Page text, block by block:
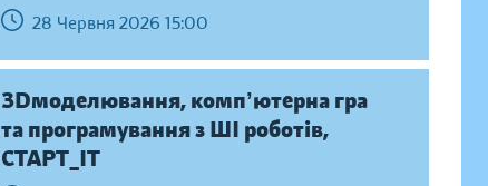
28 Червня 2026 15:00
ЗDмоделювання, компʼютерна гра
та програмування з ШІ роботів,
СТАРТ_ІТ